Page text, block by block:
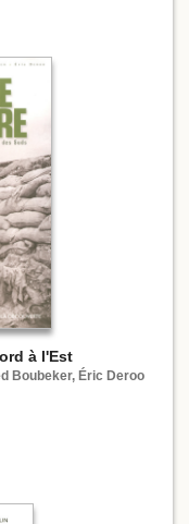
à l'Est
Boubeker, Éric Deroo